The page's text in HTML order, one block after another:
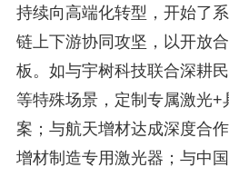
持续向高端化转型，开始了
链上下游协同攻坚，以开放
板。如与宇树科技联合深耕
等特殊场景，定制专属激光
案；与航天增材达成深度合
增材制造专用激光器；与中